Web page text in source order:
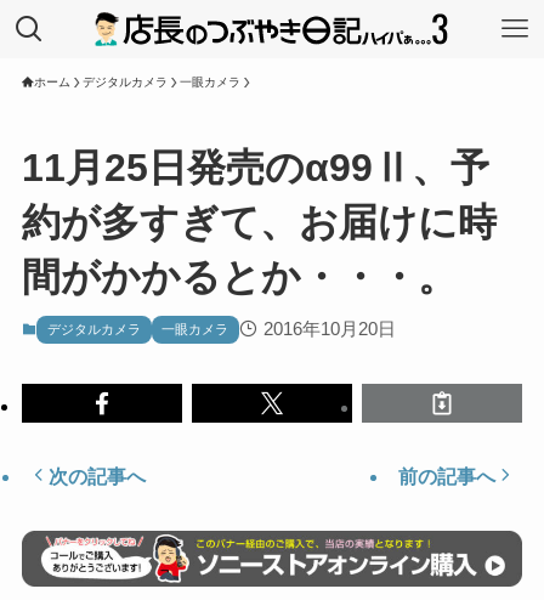
ホーム デジタルカメラ 一眼カメラ
11月25日発売のα99Ⅱ、予
約が多すぎて、お届けに時
間がかかるとか・・・。
デジタルカメラ 一眼カメラ 2016年10月20日
次の記事へ 前の記事へ